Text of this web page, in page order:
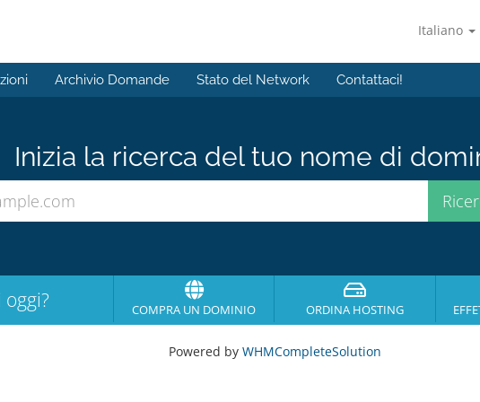
Italiano
Archivio Domande Stato del Network Contattaci!
Inizia la ricerca del tuo nome di
COMPRA UN DOMINIO ORDINA HOSTING
Powered by WHMCompleteSolution